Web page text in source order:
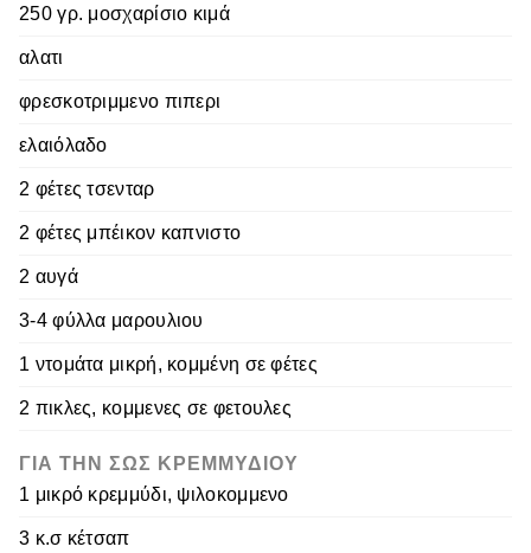
250 γρ. μοσχαρίσιο κιμά
αλατι
φρεσκοτριμμενο πιπερι
ελαιόλαδο
2 φέτες τσενταρ
2 φέτες μπέικον καπνιστο
2 αυγά
3-4 φύλλα μαρουλιου
1 ντομάτα μικρή, κομμένη σε φέτες
2 πικλες, κομμενες σε φετουλες
ΓΙΑ ΤΗΝ ΣΩΣ ΚΡΕΜΜΥΔΙΟΥ
1 μικρό κρεμμύδι, ψιλοκομμενο
3 κ.σ κέτσαπ